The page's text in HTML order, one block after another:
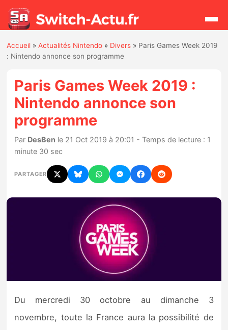
Actualités
Jeux
Hardware
Mises à jour
Chiffres de ventes
Nintendo Direct
Tests et previews
Tests de jeux
Accueil »Actualités Nintendo » Divers » Paris Games Week 2019
: Nintendo annonce son programme
Paris Games Week 2019 :
Nintendo annonce son
programme
Par DesBen le 21 Oct 2019 à 20:01 - Temps de lecture : 1
minute 30 sec
PARTAGER
Du mercredi 30 octobre au dimanche 3
novembre, toute la France aura la possibilité de